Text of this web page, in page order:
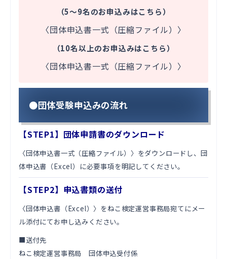
（5～9名のお申込みはこちら）
〈団体申込書一式（圧縮ファイル）〉
（10名以上のお申込みはこちら）
〈団体申込書一式（圧縮ファイル）〉
●団体受験申込みの流れ
【STEP1】団体申請書のダウンロード
〈団体申込書一式（圧縮ファイル）〉をダウンロードし、団
体申込書（Excel）に必要事項を明記してください。
【STEP2】申込書類の送付
〈団体申込書（Excel）〉 をねこ検定運営事務局宛てにメー
ル添付にてお申し込みください。
■送付先
ねこ検定運営事務局 団体申込受付係